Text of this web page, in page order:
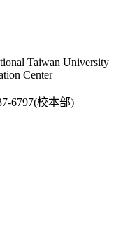
Taiwan University
Center
6797(校本部)